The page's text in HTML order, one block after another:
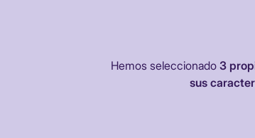
Hemos seleccionado 3
sus